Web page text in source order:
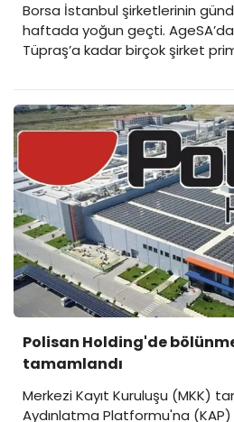
Borsa İstanbul şirketlerinin
haftada yoğun geçti. AgeSA’dan
Tüpraş’a kadar birçok şirket
geri alım programları, yatırım
adımlarıyla öne çıktı. Sermaye
hareketliliği artıran bu gelişmeler
gündemine yerleşti. İşte
Polisan Holding'de
tamamlandı
Merkezi Kayıt Kuruluşu (MKK)
Aydınlatma Platformu'na (KAP)